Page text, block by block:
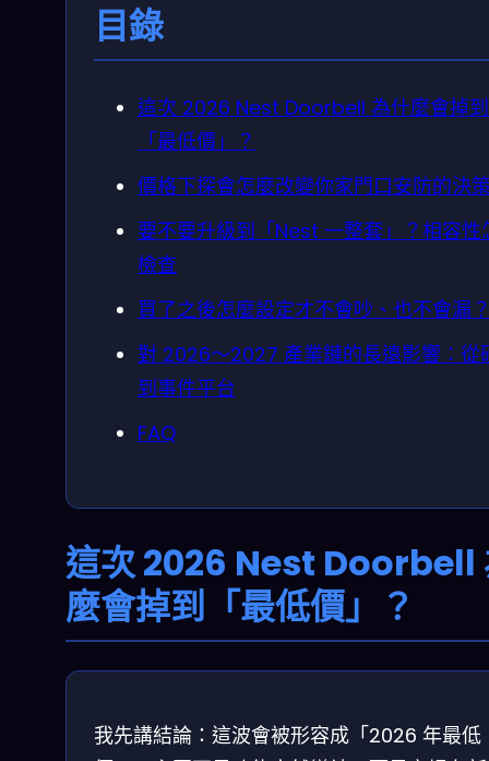
目錄
這次 2026 Nest Doorbell 為什麼會掉到
「最低價」？
價格下探會怎麼改變你家門口安防的決
要不要升級到「Nest 一整套」？相容性
檢查
買了之後怎麼設定才不會吵、也不會漏
對 2026～2027 產業鏈的長遠影響：從
到事件平台
FAQ
這次 2026 Nest Doorbell
麼會掉到「最低價」？
我先講結論：這波會被形容成「2026 年最低